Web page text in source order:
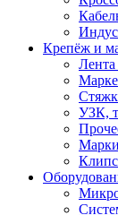
Крепёж и
Лента
УЗК,